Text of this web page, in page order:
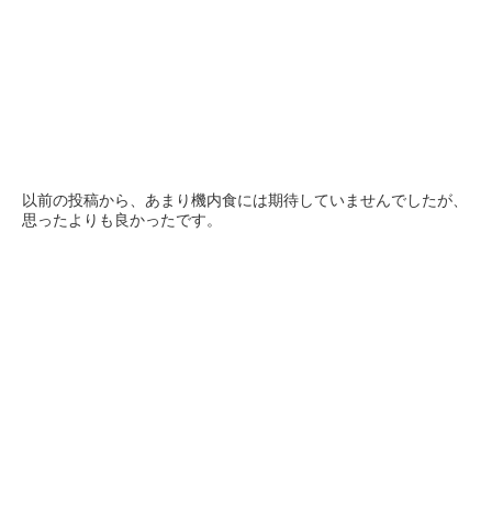
以前の投稿から、あまり機内食には期待していませんでしたが、
思ったよりも良かったです。